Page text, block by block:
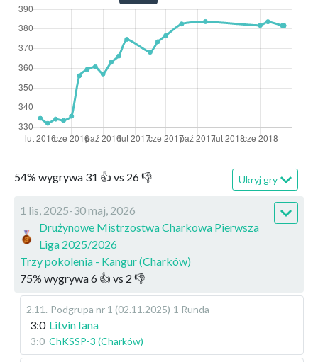
54% wygrywa 31 👍 vs 26👎 Ukryj gry
1 lis, 2025-30 maj, 2026
Drużynowe Mistrzostwa Charkowa Pierwsza
Liga 2025/2026
Trzy pokolenia - Kangur (Charków)
75% wygrywa6 👍 vs 2 👎
2.11 . Podgrupa nr 1 (02.11.2025) 1 Runda
3:0 Litvin Iana
3:0 ChKSSP-3 (Charków)